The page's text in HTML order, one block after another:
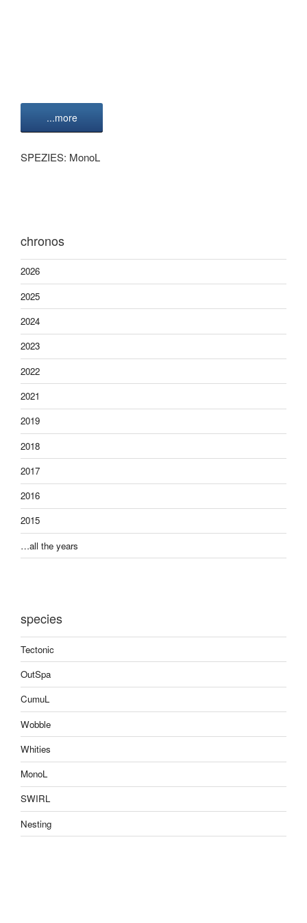
...more
SPEZIES: MonoL
chronos
2026
2025
2024
2023
2022
2021
2019
2018
2017
2016
2015
…all the years
species
Tectonic
OutSpa
CumuL
Wobble
Whities
MonoL
SWIRL
Nesting